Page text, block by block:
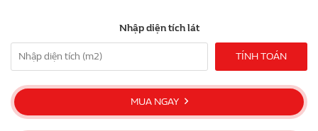
Nhập diện tích lát
TÍNH TOÁN
MUA NGAY